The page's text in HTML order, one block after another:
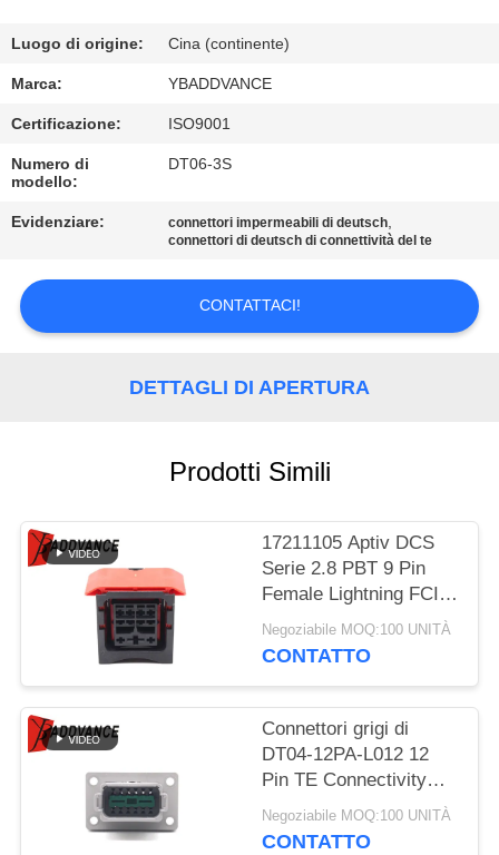
QUALITÀ
CONTATTICI
RICHIEDA
UNA
MAPPA
SULLA
PRIVACY
Luogo di origine: Cina (continente)
Marca: YBADDVANCE
Certificazione: ISO9001
Numero di
modello:
DT06-3S
Evidenziare: connettori impermeabili di deutsch,
connettori di deutsch di connettività del te
CONTATTACI!
DETTAGLI DI APERTURA
Prodotti Simili
17211105 Aptiv DCS
Serie 2.8 PBT 9 Pin
Female Lightning FCI
connettore
Negoziabile MOQ:100 UNITÀ
CONTATTO
Connettori grigi di
DT04-12PA-L012 12
Pin TE Connectivity
Rectangular Male
Automotive con la
Negoziabile MOQ:100 UNITÀ
CONTATTO